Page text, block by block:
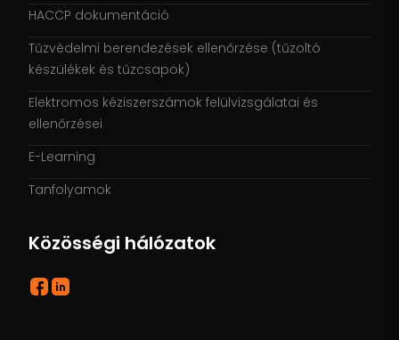
HACCP dokumentáció
Tűzvédelmi berendezések ellenőrzése (tűzoltó
készülékek és tűzcsapok)
Elektromos kéziszerszámok felülvizsgálatai és
ellenőrzései
E-Learning
Tanfolyamok
Közösségi hálózatok